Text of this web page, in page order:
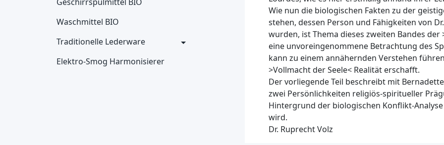
Waschmittel BIO
Traditionelle Lederware
Elektro-Smog Harmonisierer
Wie nun die biologischen Fakten zu der
stehen, dessen Person und Fähigkeiten von
wurden, ist Thema dieses zweiten Bandes
eine unvoreingenommene Betrachtung des
kann zu einem annähernden Verstehen
>Vollmacht der Seele< Realität erschafft.
Der vorliegende Teil beschreibt mit
zwei Persönlichkeiten religiös-spiritueller
Hintergrund der biologischen Konflikt-
wird.
Dr. Ruprecht Volz